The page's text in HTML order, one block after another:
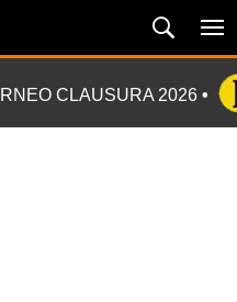
CLAUSURA 2026